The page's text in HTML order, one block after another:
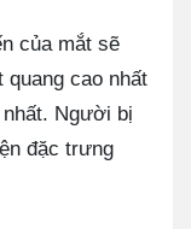
của mắt sẽ
cao nhất
Người bị
đặc trưng